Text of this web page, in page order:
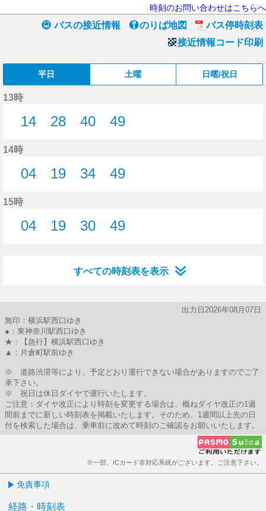
時刻のお問い合わせはこちらへ
バスの接近情報 のりば地図
バス停時刻表
接近情報コード印刷
平日 土曜 日曜/祝日
13時
14
28
40
49
14時
04
19
34
49
15時
04
19
30
49
すべての時刻表を表示
出力日2026年08月07日
無印：横浜駅西口ゆき
●：東神奈川駅西口ゆき
★：【急行】横浜駅西口ゆき
▲：片倉町駅前ゆき
※ 道路渋滞等により、予定どおり運行できない場合がありますのでご了
承下さい。
※ 祝日は休日ダイヤで運行いたします。
ご注意：ダイヤ改正により時刻を変更する場合は、概ねダイヤ改正の1週
間前までに新しい時刻表を掲載いたします。そのため、1週間以上先の日
付を検索した場合は、乗車前に改めて時刻のご確認をお願いいたします。
※一部、ICカード非対応系統がございます。ご注意下さい。
免責事項
経路・時刻表